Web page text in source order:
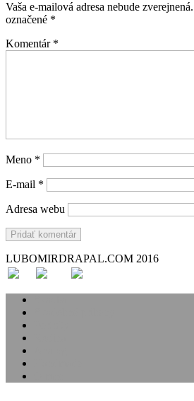
Vaša e-mailová adresa nebude zverejnená.
označené *
Komentár *
Meno *
E-mail *
Adresa webu
LUBOMIRDRAPAL.COM 2016